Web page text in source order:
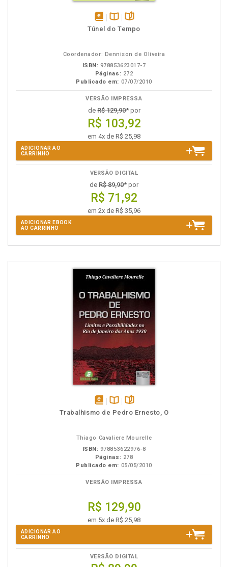
disponível
Disponível
páginas
Túnel do Tempo
Coordenador: Dennison de Oliveira
ISBN: 978853623017-7
Páginas: 272
Publicado em: 07/07/2010
VERSÃO IMPRESSA
deR$ 129,90* por
R$ 103,92
em 4x de R$ 25,98
ADICIONAR AO
CARRINHO
VERSÃO DIGITAL
de R$ 89,90* por
R$ 71,92
em 2x de R$ 35,96
ADICIONAR EBOOK
AO CARRINHO
disponívelDisponível
páginas
Trabalhismo de Pedro Ernesto, O
Thiago Cavaliere Mourelle
ISBN: 978853622976-8
Páginas: 278
Publicado em: 05/05/2010
VERSÃO IMPRESSA
R$ 129,90
em 5x de R$ 25,98
ADICIONAR AO
CARRINHO
VERSÃO DIGITAL